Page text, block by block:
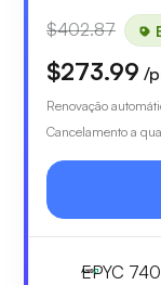
$402.87
$273.99 /
Renovação
Cancelamento a
EPYC